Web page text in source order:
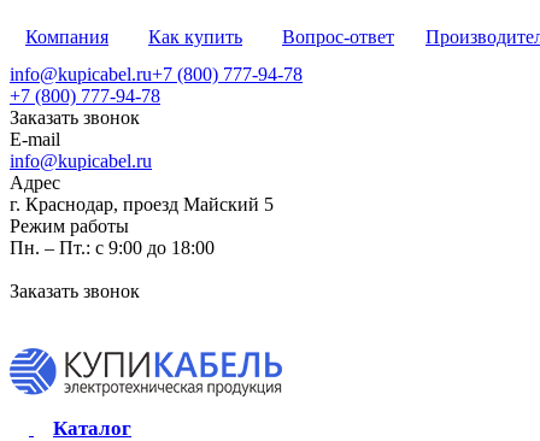
Компания Как купить Вопрос-ответ
info@kupicabel.ru+7 (800) 777-94-78
+7 (800) 777-94-78
Заказать звонок
E-mail
info@kupicabel.ru
Адрес
г. Краснодар, проезд Майский 5
Режим работы
Пн. – Пт.: с 9:00 до 18:00
Заказать звонок
Каталог